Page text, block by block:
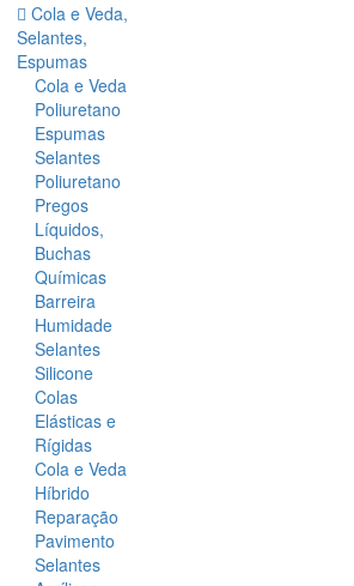
Cola e Veda,
Selantes,
Espumas
Cola e Veda
Poliuretano
Espumas
Selantes
Poliuretano
Pregos
Líquidos,
Buchas
Químicas
Barreira
Humidade
Selantes
Silicone
Colas
Elásticas e
Rígidas
Cola e Veda
Híbrido
Reparação
Pavimento
Selantes